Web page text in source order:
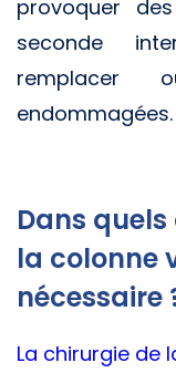
provoquer
seconde
remplacer
endommagées.
Dans
la colonne
nécessaire
La chirurgie de